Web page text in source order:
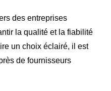
des entreprises
la qualité et la fiabilité
un choix éclairé, il est
de fournisseurs